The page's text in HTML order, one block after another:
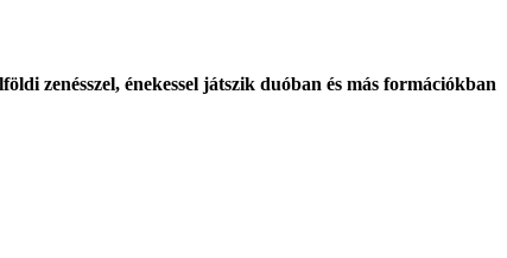
zenésszel, énekessel játszik duóban és más formációkban